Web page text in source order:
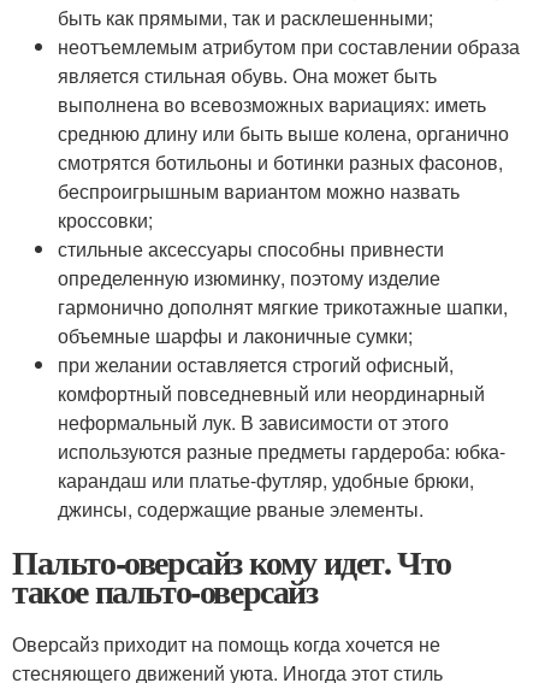
быть как прямыми, так и расклешенными;
неотъемлемым атрибутом при составлении образа
является стильная обувь. Она может быть
выполнена во всевозможных вариациях: иметь
среднюю длину или быть выше колена, органично
смотрятся ботильоны и ботинки разных фасонов,
беспроигрышным вариантом можно назвать
кроссовки;
стильные аксессуары способны привнести
определенную изюминку, поэтому изделие
гармонично дополнят мягкие трикотажные шапки,
объемные шарфы и лаконичные сумки;
при желании оставляется строгий офисный,
комфортный повседневный или неординарный
неформальный лук. В зависимости от этого
используются разные предметы гардероба: юбка-
карандаш или платье-футляр, удобные брюки,
джинсы, содержащие рваные элементы.
Пальто-оверсайз кому идет. Что
такое пальто-оверсайз
Оверсайз приходит на помощь когда хочется не
стесняющего движений уюта. Иногда этот стиль